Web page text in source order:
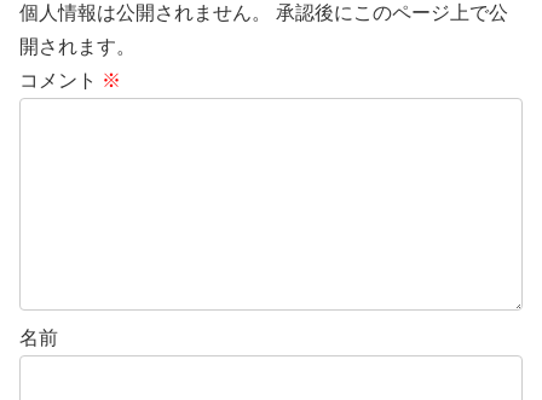
個人情報は公開されません。 承認後にこのページ上で公
開されます。
コメント ※
名前